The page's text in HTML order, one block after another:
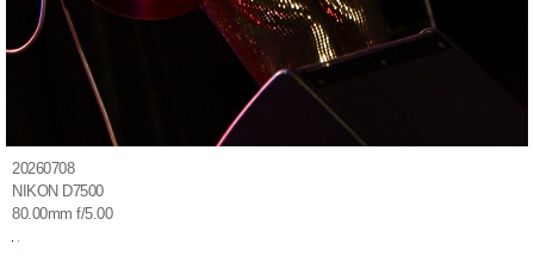
20260708
NIKON D7500
80.00mm f/5.00